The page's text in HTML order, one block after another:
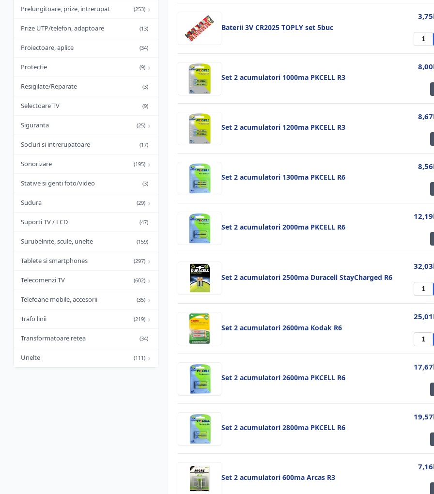
Prelungitoare, prize, intrerupat (253) ›
Prize UTP/telefon, adaptoare (13)
Proiectoare, aplice (34)
Protectie (9) ›
Resigilate/Reparate (3)
Selectoare TV (9)
Siguranta (25) ›
Socluri si intrerupatoare (17)
Sonorizare (195) ›
Stative si genti foto/video (3)
Sudura (29) ›
Suporti TV / LCD (47)
Surubelnite, scule, unelte (159)
Tablete si smartphones (297) ›
Telecomenzi TV (602) ›
Telefoane mobile, accesorii (35) ›
Trafo linii (219) ›
Transformatoare retea (34)
Unelte (111) ›
Baterii 3V CR2025 TOPLY set 5buc
Set 2 acumulatori 1000ma PKCELL R3
Set 2 acumulatori 1200ma PKCELL R3
Set 2 acumulatori 1300ma PKCELL R6
Set 2 acumulatori 2000ma PKCELL R6
Set 2 acumulatori 2500ma Duracell StayCharged R6
Set 2 acumulatori 2600ma Kodak R6
Set 2 acumulatori 2600ma PKCELL R6
Set 2 acumulatori 2800ma PKCELL R6
Set 2 acumulatori 600ma Arcas R3